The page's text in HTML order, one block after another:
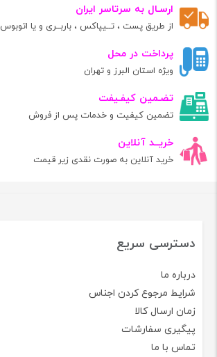
ارسـال به سرتاسر ایران
از طریق پست ، تــیپاکس ، باربــری و یا اتوبوس
پرداخت در محل
ویژه استان البرز و تهران
تضـمین کیفـیفت
تضمین کیفیت و خدمات پس از فروش
خریــد آنلاین
خرید آنلاین به صورت نقدی زیر قیمت
دسترسی سریع
درباره ما
شرایط مرجوع کردن اجناس
زمان ارسال کالا
پیگیری سفارشات
تماس با ما